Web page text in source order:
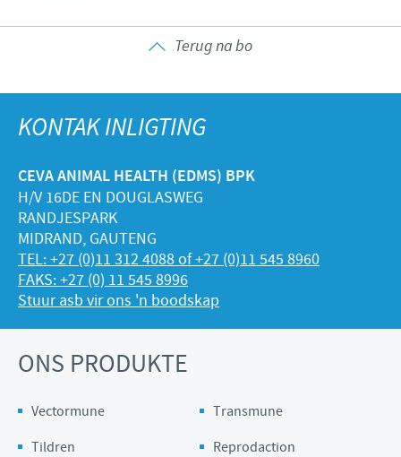
Terug na bo
KONTAK INLIGTING
CEVA ANIMAL HEALTH (EDMS) BPK
H/V 16DE EN DOUGLASWEG
RANDJESPARK
MIDRAND, GAUTENG
TEL: +27 (0)11 312 4088 of +27 (0)11 545 8960
FAKS: +27 (0) 11 545 8996
Stuur asb vir ons 'n boodskap
ONS PRODUKTE
Vectormune
Transmune
Tildren
Reprodaction